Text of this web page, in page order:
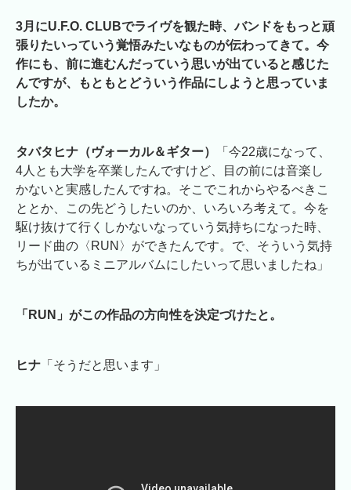
3月にU.F.O. CLUBでライヴを観た時、バンドをもっと頑
張りたいっていう覚悟みたいなものが伝わってきて。今
作にも、前に進むんだっていう思いが出ていると感じた
んですが、もともとどういう作品にしようと思っていま
したか。
タバタヒナ（ヴォーカル＆ギター）
「今22歳になって、
4人とも大学を卒業したんですけど、目の前には音楽し
かないと実感したんですね。そこでこれからやるべきこ
ととか、この先どうしたいのか、いろいろ考えて。今を
駆け抜けて行くしかないなっていう気持ちになった時、
リード曲の〈RUN〉ができたんです。で、そういう気持
ちが出ているミニアルバムにしたいって思いましたね」
「RUN」がこの作品の方向性を決定づけたと。
ヒナ 「そうだと思います」